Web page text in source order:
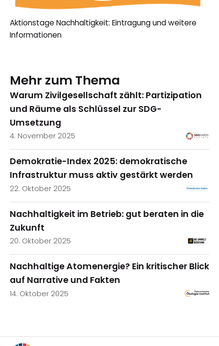
Aktionstage Nachhaltigkeit: Eintragung und weitere
Informationen
Mehr zum Thema
Warum Zivilgesellschaft zählt: Partizipation
und Räume als Schlüssel zur SDG-
Umsetzung
4. November 2025
Demokratie-Index 2025: demokratische
Infrastruktur muss aktiv gestärkt werden
22. Oktober 2025
Nachhaltigkeit im Betrieb: gut beraten in die
Zukunft
20. Oktober 2025
Nachhaltige Atomenergie? Ein kritischer Blick
auf Narrative und Fakten
14. Oktober 2025